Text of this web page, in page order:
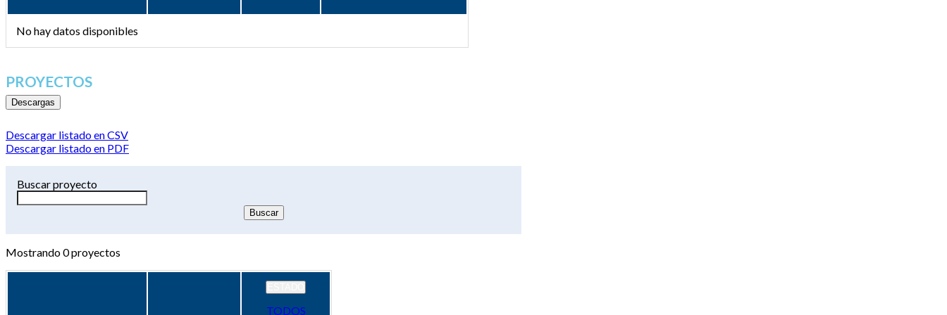
No hay datos disponibles
PROYECTOS
Descargas
Descargar listado en CSV
Descargar listado en PDF
Buscar proyecto
Mostrando0proyectos
TODOS